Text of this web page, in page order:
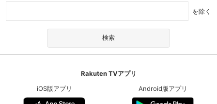
を除く
Rakuten TVアプリ
iOS版アプリ
Android版アプリ